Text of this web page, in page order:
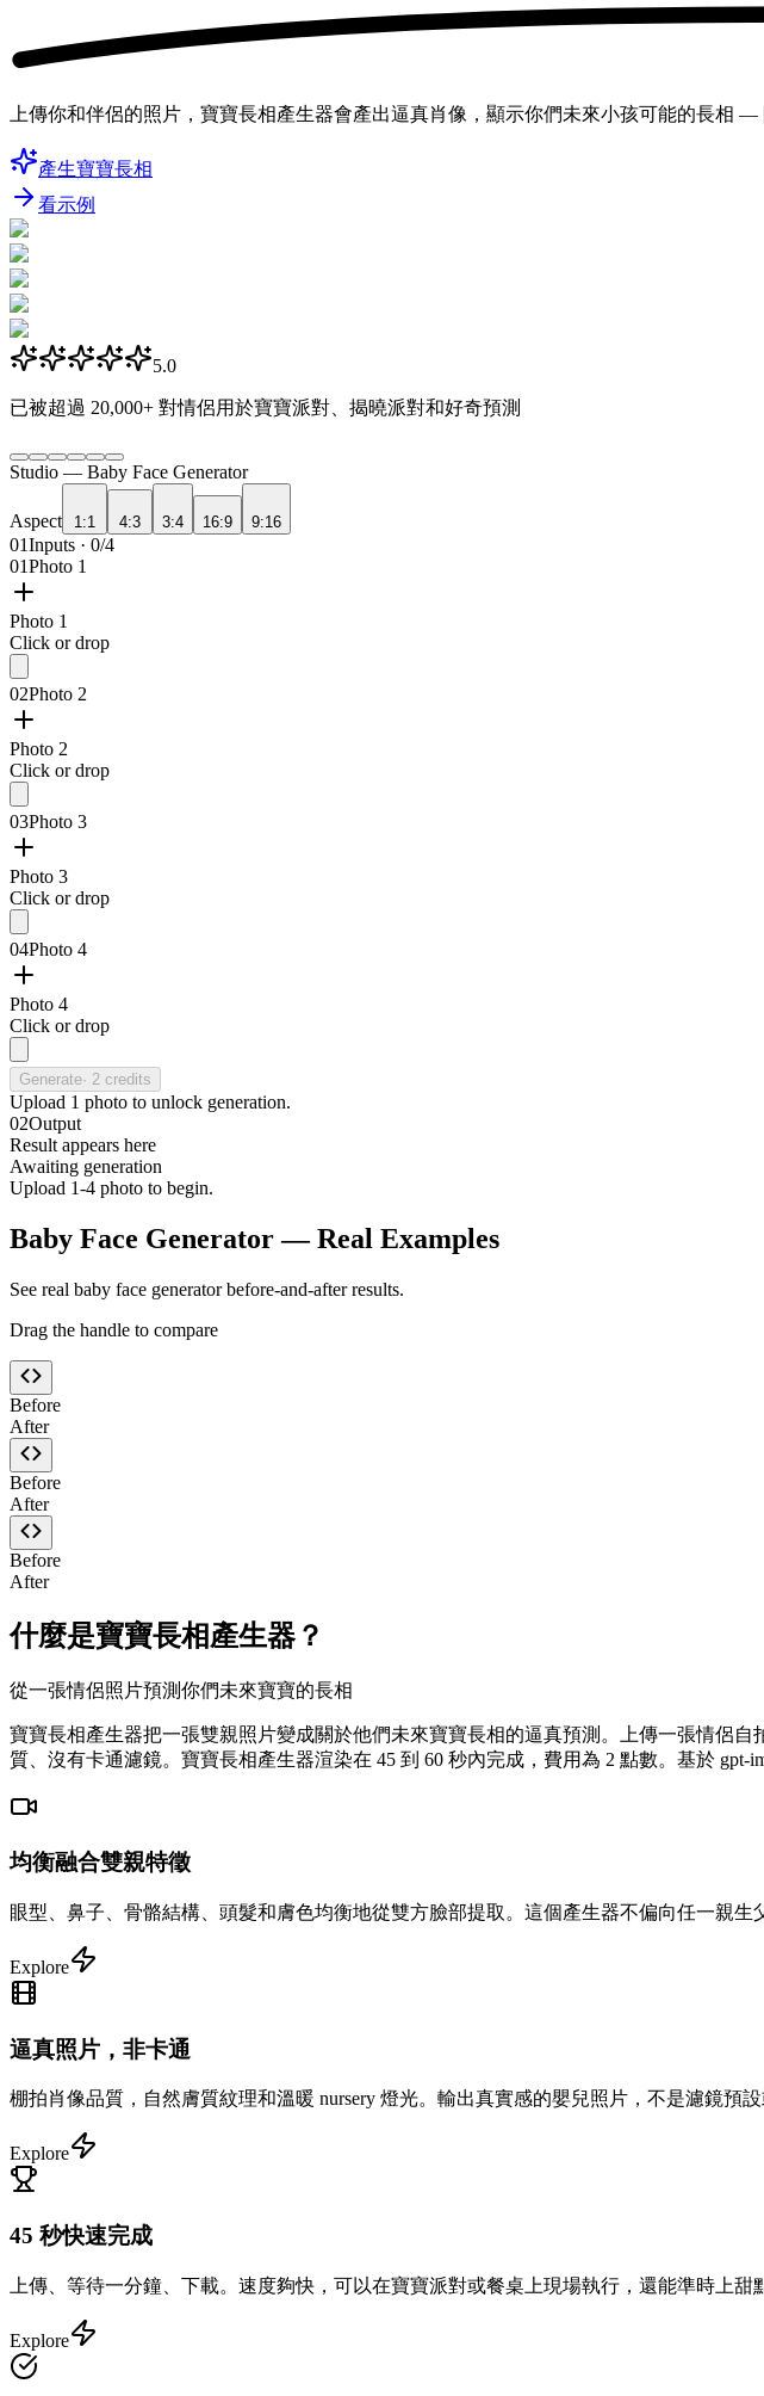
上傳你和伴侶的照片，寶寶長相產生器會產出逼真肖像，顯示你們未來小孩可能的長相
產生寶寶長相
看示例
5.0
已被超過 20,000+ 對情侶用於寶寶派對、揭曉派對和好奇預測
Studio — Baby Face Generator
Aspect 1:1 4:3 3:4 16:9 9:16
01Inputs · 0/4
01Photo 1
Photo 1
Click or drop
02Photo 2
Photo 2
Click or drop
03Photo 3
Photo 3
Click or drop
04Photo 4
Photo 4
Click or drop
Generate· 2 credits
Upload 1 photo to unlock generation.
02Output
Result appears here
Awaiting generation
Upload 1-4 photo to begin.
Baby Face Generator — Real Examples
See real baby face generator before-and-after results.
Drag the handle to compare
Before
After
Before
After
Before
After
什麼是寶寶長相產生器？
從一張情侶照片預測你們未來寶寶的長相
寶寶長相產生器把一張雙親照片變成關於他們未來寶寶長相的逼真預測。上傳一張情侶
質、沒有卡通濾鏡。寶寶長相產生器渲染在 45 到 60 秒內完成，費用為 2 點數。基於 gpt-
均衡融合雙親特徵
眼型、鼻子、骨骼結構、頭髮和膚色均衡地從雙方臉部提取。這個產生器不偏向任一親
Explore
逼真照片，非卡通
棚拍肖像品質，自然膚質紋理和溫暖 nursery 燈光。輸出真實感的嬰兒照片，不是濾鏡預設
Explore
45 秒快速完成
上傳、等待一分鐘、下載。速度夠快，可以在寶寶派對或餐桌上現場執行，還能準時上甜
Explore